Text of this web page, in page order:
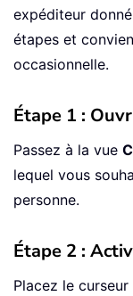
expéditeur
étapes et
occasionnelle.
Étape 1 :
Passez à la vue
lequel vous
personne.
Étape 2 :
Placez le